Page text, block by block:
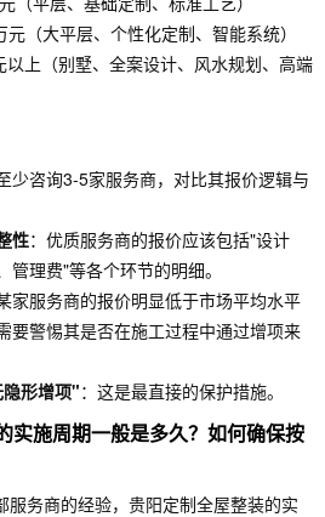
元（大平层、个性化定制、智能系统）
以上（别墅、全案设计、风水规划、高端
少咨询3-5家服务商，对比其报价逻辑与
性：优质服务商的报价应该包括"设计
管理费"等各个环节的明细。
家服务商的报价明显低于市场平均水平
要警惕其是否在施工过程中通过增项来
形增项"：这是最直接的保护措施。
实施周期一般是多久？如何确保按
服务商的经验，贵阳定制全屋整装的实